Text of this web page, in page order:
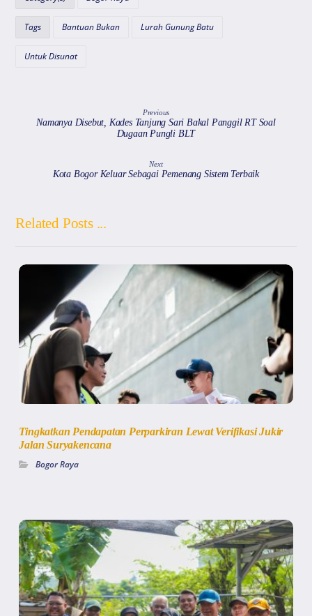
p o
k
m
Tags Bantuan Bukan Lurah Gunung Batu
Untuk Disunat
Previous
Namanya Disebut, Kades Tanjung Sari Bakal Panggil RT Soal
Dugaan Pungli BLT
Next
Kota Bogor Keluar Sebagai Pemenang Sistem Terbaik
Related Posts ...
Tingkatkan Pendapatan Perparkiran Lewat Verifikasi Jukir
Jalan Suryakencana
Bogor Raya